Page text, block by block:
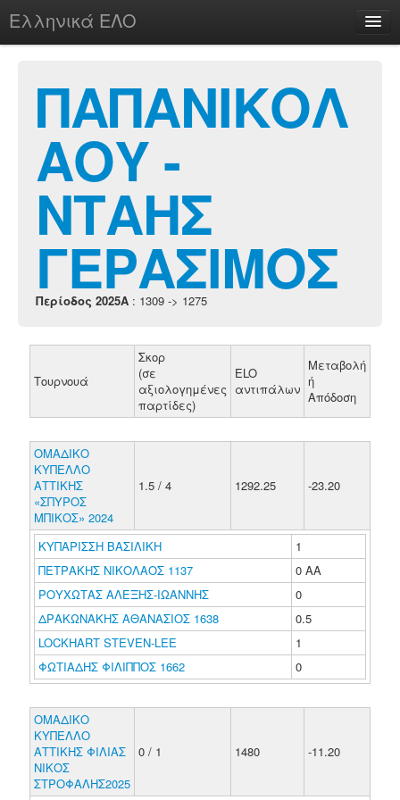
Ελληνικά ΕΛΟ
chesstu.be @ discord
Login
ΠΑΠΑΝΙΚΟΛ
ΑΟΥ -
ΝΤΑΗΣ
ΓΕΡΑΣΙΜΟΣ
Περίοδος 2025A : 1309 -> 1275
Τουρνουά
Σκορ
(σε
αξιολογημένες
παρτίδες)
ELO
αντιπάλων
Μεταβολή
ή
Απόδοση
ΟΜΑΔΙΚΟ
ΚΥΠΕΛΛΟ
ΑΤΤΙΚΗΣ
«ΣΠΥΡΟΣ
ΜΠΙΚΟΣ» 2024
1.5 / 4 1292.25 -23.20
ΚΥΠΑΡΙΣΣΗ ΒΑΣΙΛΙΚΗ
1
ΠΕΤΡΑΚΗΣ ΝΙΚΟΛΑΟΣ 1137
0 ΑΑ
ΡΟΥΧΩΤΑΣ ΑΛΕΞΗΣ-ΙΩΑΝΝΗΣ
0
ΔΡΑΚΩΝΑΚΗΣ ΑΘΑΝΑΣΙΟΣ 1638
0.5
LOCKHART STEVEN-LEE
1
ΦΩΤΙΑΔΗΣ ΦΙΛΙΠΠΟΣ 1662
0
ΟΜΑΔΙΚΟ
ΚΥΠΕΛΛΟ
ΑΤΤΙΚΗΣ ΦΙΛΙΑΣ
ΝΙΚΟΣ
ΣΤΡΟΦΑΛΗΣ2025
0 / 1 1480 -11.20